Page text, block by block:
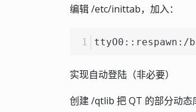
编辑 /etc/inittab，加入：
实现自动登陆（非必要）
创建 /qtlib 把 QT 的部分动态